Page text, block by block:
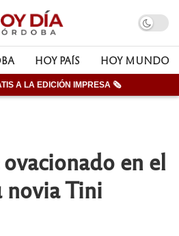
HOY PAÍS HOY MUNDO
A LA EDICIÓN IMPRESA 🗞
en el
novia Tini